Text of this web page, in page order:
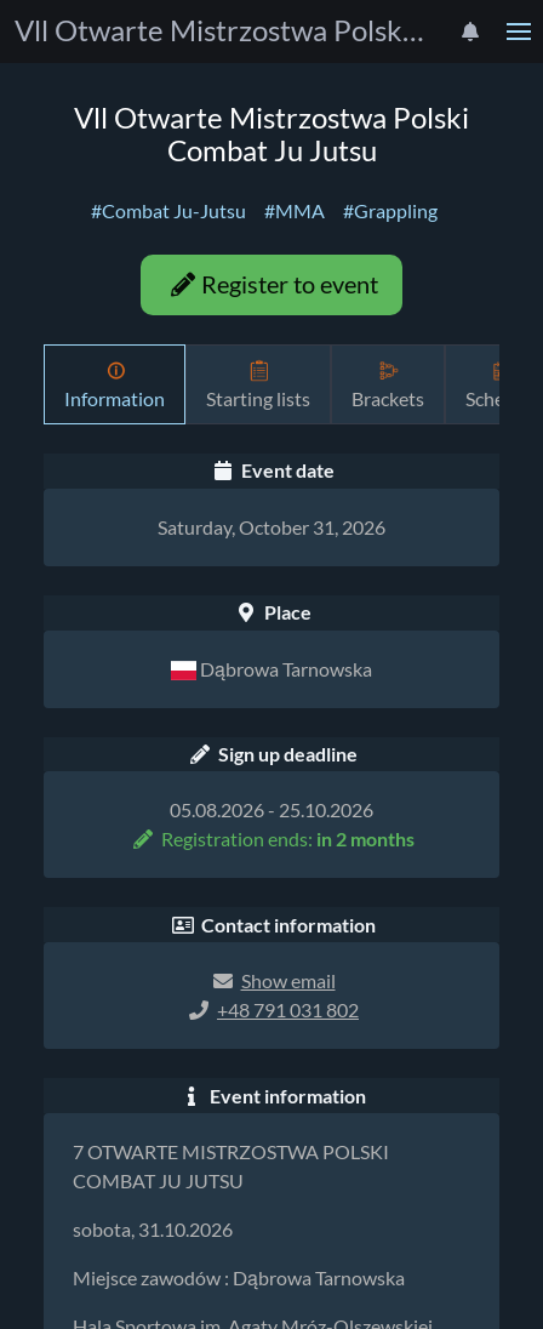
Vll Otwarte Mistrzostwa Polski Combat Ju Jutsu
Vll Otwarte Mistrzostwa Polski
Combat Ju Jutsu
#Combat Ju-Jutsu #MMA #Grappling
Register to event
Information Starting lists Brackets Schedule
Event date
Saturday, October 31, 2026
Place
Dąbrowa Tarnowska
Sign up deadline
05.08.2026 - 25.10.2026
Registration ends: in 2 months
Contact information
Show email
+48 791 031 802
Event information
7 OTWARTE MISTRZOSTWA POLSKI
COMBAT JU JUTSU
sobota, 31.10.2026
Miejsce zawodów : Dąbrowa Tarnowska